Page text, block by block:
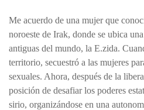
Me acuerdo de una mujer que
noroeste de Irak, donde se ubica
antiguas del mundo, la E.zida.
territorio, secuestró a las mujeres
sexuales. Ahora, después de la
posición de desafiar los poderes
sirio, organizándose en una